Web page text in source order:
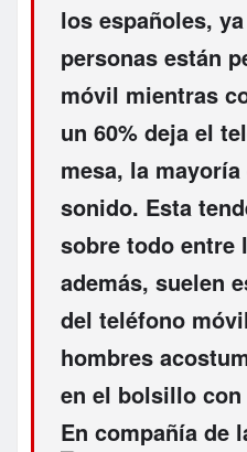
los españoles,
personas están
móvil mientras
un 60% deja el
mesa, la
sonido. Esta
sobre todo entre
además, suelen
del teléfono
hombres
en el bolsillo
En compañía de